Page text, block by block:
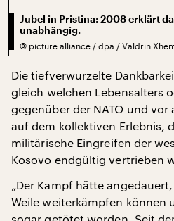
Jubel in Pristina: 2008 erklärt
unabhängig.
© picture alliance / dpa / Valdrin
Die tiefverwurzelte
gleich welchen Lebensalters
gegenüber der NATO und vor
auf dem kollektiven Erlebnis,
militärische Eingreifen der
Kosovo endgültig vertrieben
„Der Kampf hätte
Weile weiterkämpfen können